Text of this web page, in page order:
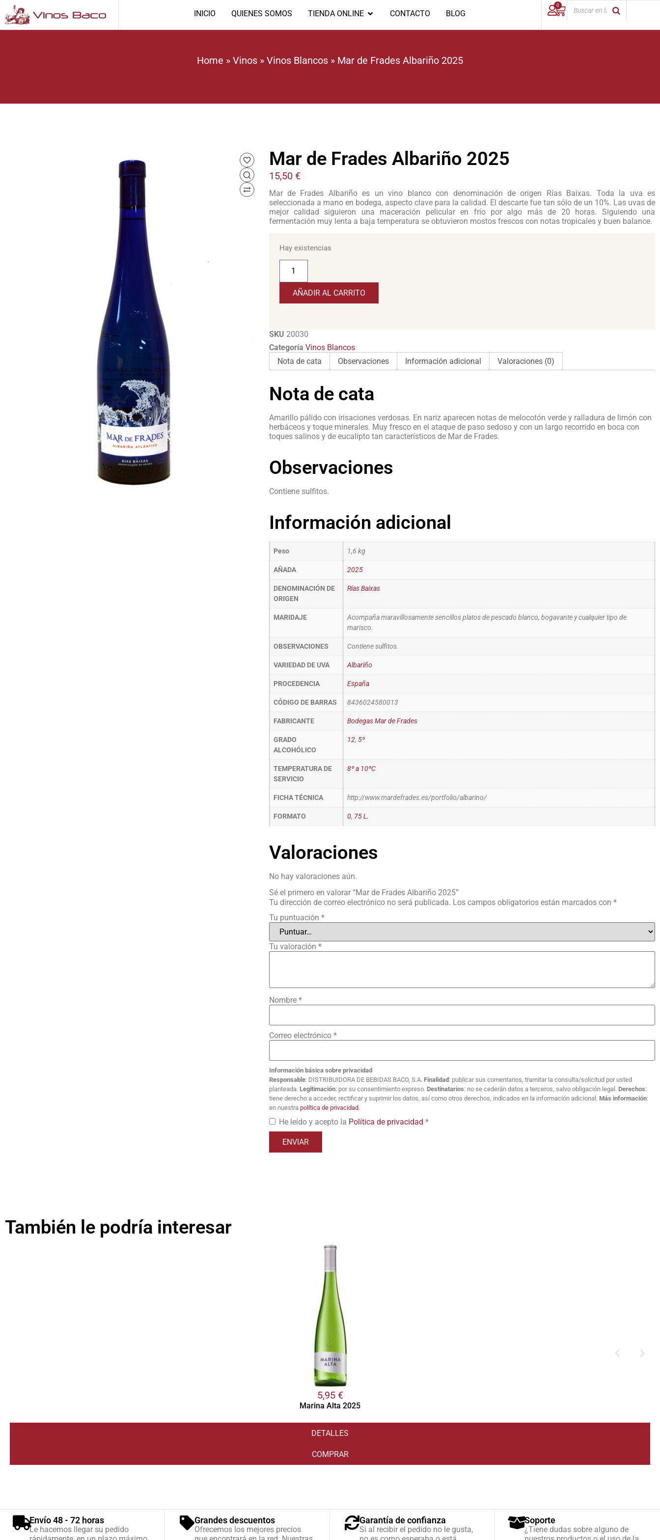
INICIO QUIENES SOMOS TIENDA ONLINE CONTACTO BLOG
0
Home » Vinos » Vinos Blancos » Mar de Frades Albariño 2025
Mar de Frades Albariño 2025
15,50 €
Mar de Frades Albariño es un vino blanco con denominación de origen Rías Baixas. Toda la uva es
seleccionada a mano en bodega, aspecto clave para la calidad. El descarte fue tan sólo de un 10%. Las uvas de
mejor calidad siguieron una maceración pelicular en frío por algo más de 20 horas. Siguiendo una
fermentación muy lenta a baja temperatura se obtuvieron mostos frescos con notas tropicales y buen balance.
Hay existencias
AÑADIR AL CARRITO
SKU 20030
Categoría Vinos Blancos
Nota de cata
Observaciones Información adicional Valoraciones (0)
Nota de cata
Amarillo pálido con irisaciones verdosas. En nariz aparecen notas de melocotón verde y ralladura de limón con
herbáceos y toque minerales. Muy fresco en el ataque de paso sedoso y con un largo recorrido en boca con
toques salinos y de eucalipto tan característicos de Mar de Frades.
Observaciones
Contiene sulfitos.
Información adicional
Peso 1,6 kg
AÑADA 2025
DENOMINACIÓN DE
ORIGEN
Rías Baixas
MARIDAJE
Acompaña maravillosamente sencillos platos de pescado blanco, bogavante y cualquier tipo de
marisco.
OBSERVACIONES Contiene sulfitos.
VARIEDAD DE UVA Albariño
PROCEDENCIA España
CÓDIGO DE BARRAS 8436024580013
FABRICANTE Bodegas Mar de Frades
GRADO
ALCOHÓLICO
12, 5º
TEMPERATURA DE
SERVICIO
8º a 10ºC
FICHA TÉCNICA http://www.mardefrades.es/portfolio/albarino/
FORMATO 0, 75 L.
Valoraciones
No hay valoraciones aún.
Sé el primero en valorar “Mar de Frades Albariño 2025”
Tu dirección de correo electrónico no será publicada. Los campos obligatorios están marcados con *
Tu puntuación *
Tu valoración *
Nombre *
Correo electrónico *
Información básica sobre privacidad
Responsable: DISTRIBUIDORA DE BEBIDAS BACO, S.A. Finalidad : publicar sus comentarios, tramitar la consulta/solicitud por usted
planteada. Legitimación: por su consentimiento expreso. Destinatarios: no se cederán datos a terceros, salvo obligación legal. Derechos:
tiene derecho a acceder, rectificar y suprimir los datos, así como otros derechos, indicados en la información adicional. Más información:
en nuestra política de privacidad.
He leído y acepto la Política de privacidad *
También le podría interesar
5,95 €
Marina Alta 2025
DETALLES
COMPRAR
Envío 48 - 72 horas
Le hacemos llegar su pedido
Grandes descuentos
Ofrecemos los mejores precios
Garantía de confianza
Si al recibir el pedido no le gusta,
Soporte
¿Tiene dudas sobre alguno de